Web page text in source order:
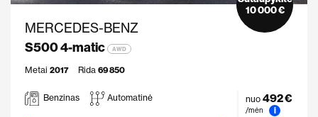
MERCEDES-BENZ
S500 4-matic
AWD
Metai 2017 Rida 69 850
10 000 €
Benzinas Automatinė nuo 492 €
/mėn
i